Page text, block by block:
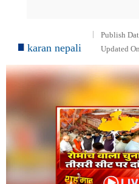
karan nepali
Publish
Updated